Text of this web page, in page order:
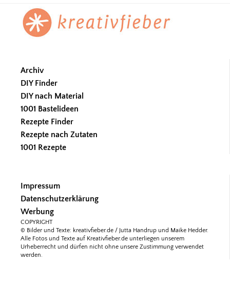
Footer
Archiv
DIY Finder
DIY nach Material
1001 Bastelideen
Rezepte Finder
Rezepte nach Zutaten
1001 Rezepte
Impressum
Datenschutzerklärung
Werbung
COPYRIGHT
© Bilder und Texte: kreativfieber.de / Jutta Handrup und Maike Hedder.
Alle Fotos und Texte auf Kreativfieber.de unterliegen unserem
Urheberrecht und dürfen nicht ohne unsere Zustimmung verwendet
werden.